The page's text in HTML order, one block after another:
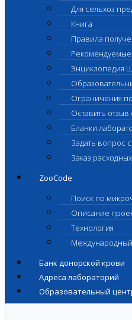
Для сельхоз
Книга
Правила
Энциклопедия
Ограничения
Оставить
Бланки
Задать вопрос
Заказ
ZooCode
Поиск по
Описание
Технология
Банк донорской крови
Адреса лабораторий
Образовательный